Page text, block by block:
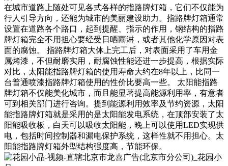
在城市道路上随处可见各式各样的指路牌灯箱，它们不仅能为
行人引导方向，还能为城市的美丽建设助力。指路牌灯箱通常
设置在道路各个路口，起到提醒、指示的作用，钢结构的指路
牌灯箱完全不用担心要经受日晒雨淋，或者其他化学原因对表
面的腐蚀。 指路牌灯箱大体上完工后，对表面采用了车用金
属烤漆，不但耐磨实用，耐腐蚀性能还进一步提高，根据实际
对比，太阳能指路牌灯箱的使用寿命大约在8年以上，比同一
台普通喷漆指路牌灯箱使用的性价比要高一些。 太阳能指路
牌灯箱不仅能美化城市，而且能显著提高能源利用率，有意者
可到相关部门进行咨询。提到能源利用效率及节约资源，太阳
能指路牌灯箱就是采用的是太阳能发电系统，在顶部安装了太
阳能吸收板，白天可以吸收太阳能，晚上可以使用LED实现供
电，包括时间控制器和漏电保护系统，这样性就不用担心。太
阳能指路牌灯箱外型结构强度高，节能环保。